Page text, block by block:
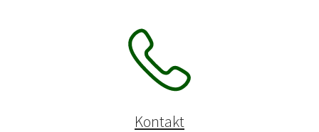
Kontakt